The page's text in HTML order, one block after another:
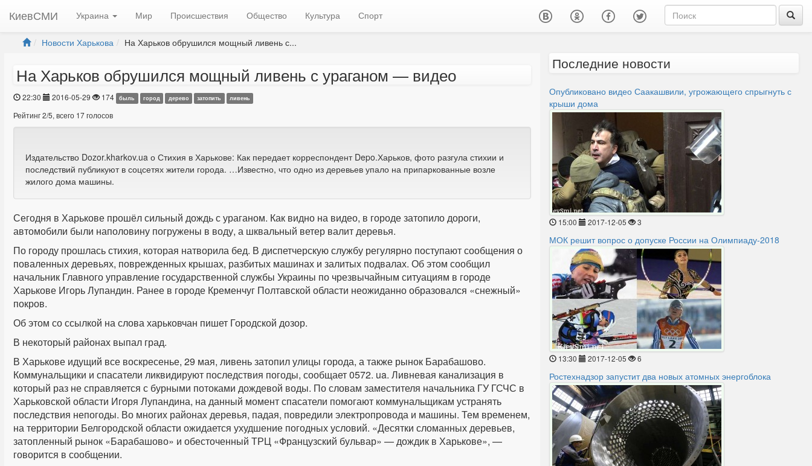
КиевСМИ Украина Мир Происшествия Общество Культура Спорт
Новости Харькова На Харьков обрушился мощный ливень с...
На Харьков обрушился мощный ливень с ураганом — видео
22:30 2016-05-29 174 быль город дерево затопить ливень
Рейтинг2/5, всего 17голосов
Издательство Dozor.kharkov.ua о Стихия в Харькове: Как передает корреспондент Depo.Харьков, фото разгула стихии и
последствий публикуют в соцсетях жители города. …Известно, что одно из деревьев упало на припаркованные возле
жилого дома машины.
Сегодня в Харькове прошёл сильный дождь с ураганом. Как видно на видео, в городе затопило дороги,
автомобили были наполовину погружены в воду, а шквальный ветер валит деревья.
По городу прошлась стихия, которая натворила бед. В диспетчерскую службу регулярно поступают сообщения о
поваленных деревьях, поврежденных крышах, разбитых машинах и залитых подвалах. Об этом сообщил
начальник Главного управление государственной службы Украины по чрезвычайным ситуациям в городе
Харькове Игорь Лупандин. Ранее в городе Кременчуг Полтавской области неожиданно образовался «снежный»
покров.
Об этом со ссылкой на слова харьковчан пишет Городской дозор.
В некоторый районах выпал град.
В Харькове идущий все воскресенье, 29 мая, ливень затопил улицы города, а также рынок Барабашово.
Коммунальщики и спасатели ликвидируют последствия погоды, сообщает 0572. ua. Ливневая канализация в
который раз не справляется с бурными потоками дождевой воды. По словам заместителя начальника ГУ ГСЧС в
Харьковской области Игоря Лупандина, на данный момент спасатели помогают коммунальщикам устранять
последствия непогоды. Во многих районах деревья, падая, повредили электропровода и машины. Тем временем,
на территории Белгородской области ожидается ухудшение погодных условий. «Десятки сломанных деревьев,
затопленный рынок «Барабашово» и обесточенный ТРЦ «Французский бульвар» — дождик в Харькове», —
говорится в сообщении.
Последние новости
Опубликовано видео Саакашвили, угрожающего спрыгнуть с
крыши дома
15:00 2017-12-05 3
МОК решит вопрос о допуске России на Олимпиаду-2018
13:30 2017-12-05 6
Ростехнадзор запустит два новых атомных энергоблока